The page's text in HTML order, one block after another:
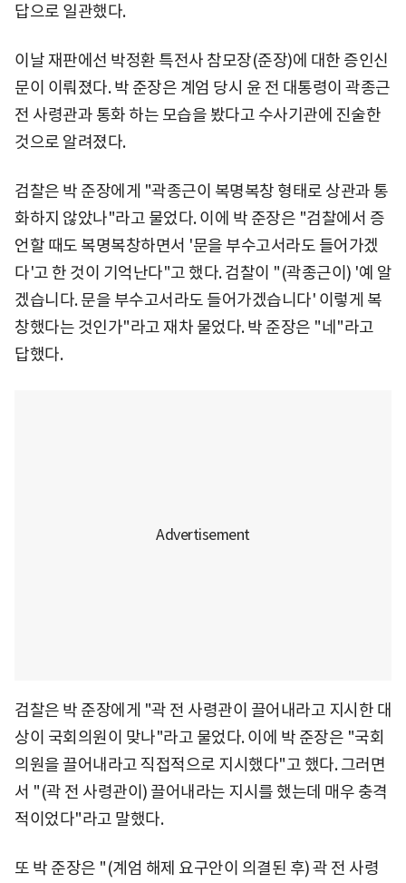
답으로 일관했다.
이날 재판에선 박정환 특전사 참모장(준장)에 대한 증인신
문이 이뤄졌다. 박 준장은 계엄 당시 윤 전 대통령이 곽종근
전 사령관과 통화 하는 모습을 봤다고 수사기관에 진술한
것으로 알려졌다.
검찰은 박 준장에게 "곽종근이 복명복창 형태로 상관과 통
화하지 않았나"라고 물었다. 이에 박 준장은 "검찰에서 증
언할 때도 복명복창하면서 '문을 부수고서라도 들어가겠
다'고 한 것이 기억난다"고 했다. 검찰이 "(곽종근이) '예 알
겠습니다. 문을 부수고서라도 들어가겠습니다' 이렇게 복
창했다는 것인가"라고 재차 물었다. 박 준장은 "네"라고
답했다.
검찰은 박 준장에게 "곽 전 사령관이 끌어내라고 지시한 대
상이 국회의원이 맞나"라고 물었다. 이에 박 준장은 "국회
의원을 끌어내라고 직접적으로 지시했다"고 했다. 그러면
서 "(곽 전 사령관이) 끌어내라는 지시를 했는데 매우 충격
적이었다"라고 말했다.
또 박 준장은 "(계엄 해제 요구안이 의결된 후) 곽 전 사령